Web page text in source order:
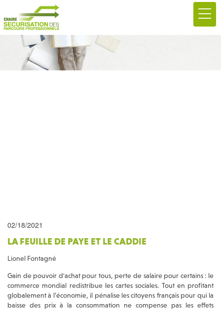
02/18/2021
LA FEUILLE DE PAYE ET LE CADDIE
Lionel Fontagné
Gain de pouvoir d'achat pour tous, perte de salaire pour certains : le
commerce mondial redistribue les cartes sociales. Tout en profitant
globalement à l’économie, il pénalise les citoyens français pour qui la
baisse des prix à la consommation ne compense pas les effets